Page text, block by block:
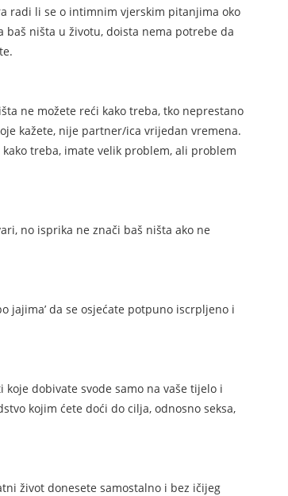
radi li se o intimnim vjerskim pitanjima oko
ništa u životu, doista nema potrebe da
ne možete reći kako treba, tko neprestano
kažete, nije partner/ica vrijedan vremena.
treba, imate velik problem, ali problem
no isprika ne znači baš ništa ako ne
jajima’ da se osjećate potpuno iscrpljeno i
dobivate svode samo na vaše tijelo i
kojim ćete doći do cilja, odnosno seksa,
život donesete samostalno i bez ičijeg